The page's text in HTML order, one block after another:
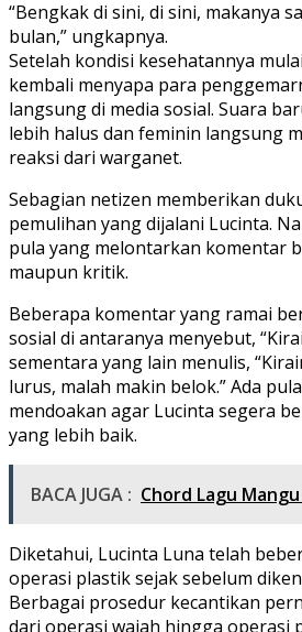
“Bengkak di sini, di sini, makanya
bulan,” ungkapnya.
Setelah kondisi kesehatannya
kembali menyapa para
langsung di media sosial. Suara
lebih halus dan feminin langsung
reaksi dari warganet.
Sebagian netizen memberikan
pemulihan yang dijalani Lucinta.
pula yang melontarkan komentar
maupun kritik.
Beberapa komentar yang ramai
sosial di antaranya menyebut,
sementara yang lain menulis,
lurus, malah makin belok.” Ada
mendoakan agar Lucinta segera
yang lebih baik.
BACA JUGA : Chord Lagu
Diketahui, Lucinta Luna telah
operasi plastik sejak sebelum
Berbagai prosedur kecantikan
dari operasi wajah hingga operasi